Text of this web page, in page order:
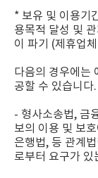
* 보유 및 이용기
용목적 달성 및
이 파기 (제휴업
다음의 경우에는
공할 수 있습니다.
- 형사소송법, 금
보의 이용 및 보
은행법, 등 관계
로부터 요구가 있